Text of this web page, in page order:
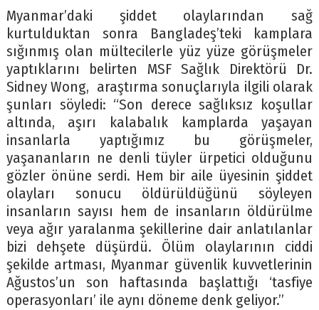
Myanmar’daki şiddet olaylarından sağ
kurtulduktan sonra Bangladeş’teki kamplara
sığınmış olan mültecilerle yüz yüze görüşmeler
yaptıklarını belirten MSF Sağlık Direktörü Dr.
Sidney Wong, araştırma sonuçlarıyla ilgili olarak
şunları söyledi: “Son derece sağlıksız koşullar
altında, aşırı kalabalık kamplarda yaşayan
insanlarla yaptığımız bu görüşmeler,
yaşananların ne denli tüyler ürpetici olduğunu
gözler önüne serdi. Hem bir aile üyesinin şiddet
olayları sonucu öldürüldüğünü söyleyen
insanların sayısı hem de insanların öldürülme
veya ağır yaralanma şekillerine dair anlatılanlar
bizi dehşete düşürdü. Ölüm olaylarının ciddi
şekilde artması, Myanmar güvenlik kuvvetlerinin
Ağustos’un son haftasında başlattığı ‘tasfiye
operasyonları’ ile aynı döneme denk geliyor.”